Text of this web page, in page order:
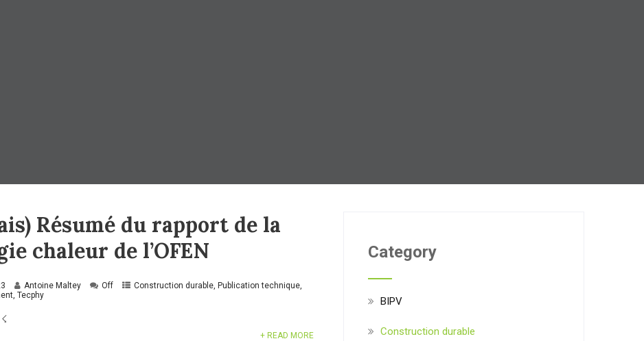
Résumé du rapport de la
chaleur de l’OFEN
Antoine Maltey Off Construction durable ,Publication technique
,Tecphy
+ READ MORE
Category
BIPV
Construction durable